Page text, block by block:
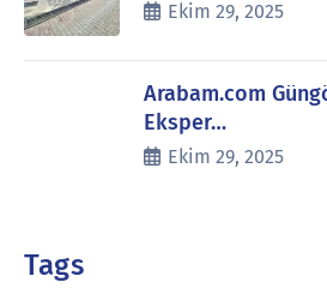
Ekim 29, 2025
Arabam.com
Eksper…
Ekim 29, 2025
Tags